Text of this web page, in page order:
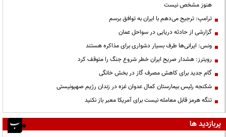
هنوز مشخص نیست
ترامپ: ترجیح می‌دهم با ایران به توافق برسم
گزارشی از حادثه دریایی در سواحل عمان
ونس: ایرانی‌ها طرف بسیار دشواری برای مذاکره هستند
رویترز: هشدار صریح ایران خطر شروع جنگ را متوقف کرد
گام جدید برای کاهش مصرف گاز در بخش خانگی
شکنجه رئیس بیمارستان کمال عدوان غزه در زندان رژیم صهیونیستی
تنگه هرمز قابل معامله نیست برای آمریکا معبر باز نکنید
پربازدید ها